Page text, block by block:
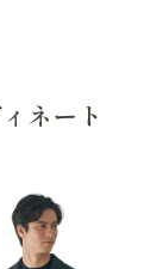
ネート